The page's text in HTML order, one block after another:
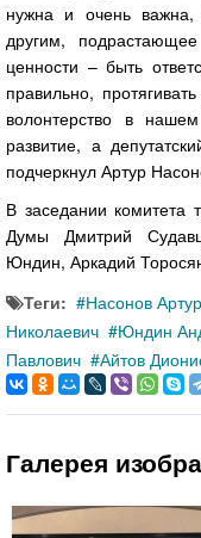
нужна и очень
другим,
ценности – быть
правильно,
волонтерство в
развитие, а
подчеркнул Артур
В заседании комитета
Думы Дмитрий
Юндин, Аркадий
Теги:
Насонов
Николаевич
Юндин
Павлович
Айтов
Галерея